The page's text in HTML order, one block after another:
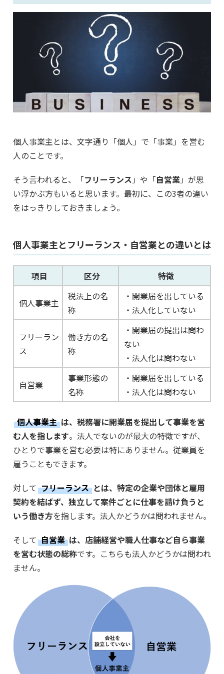
個人事業主とは、文字通り「個人」で「事業」を営む
人のことです。
そう言われると、「フリーランス 」や「自営業」が思
い浮かぶ方もいると思います。最初に、この3者の違い
をはっきりしておきましょう。
個人事業主とフリーランス・自営業との違いとは
項目 区分 特徴
個人事業主
税法上の名
称
・開業届を出している
・法人化していない
フリーラン
ス
働き方の名
称
・開業届の提出は問わ
ない
・法人化は問わない
自営業
事業形態の
名称
・開業届を出している
・法人化は問わない
個人事業主 は、税務署に開業届を提出して事業を営
む人を指します。法人でないのが最大の特徴ですが、
ひとりで事業を営む必要は特にありません。従業員を
雇うこともできます。
対して フリーランス とは、特定の企業や団体と雇用
契約を結ばず、独立して案件ごとに仕事を請け負うと
いう働き方を指します。法人かどうかは問われません。
そして 自営業 は、店舗経営や職人仕事など自ら事業
を営む状態の総称です。こちらも法人かどうかは問われ
ません。